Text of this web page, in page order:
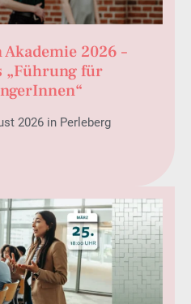
2026 –
„Führung für
2026 in Perleberg